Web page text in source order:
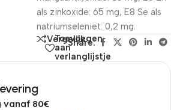
als zinkoxide: 65 mg, E8 Se als
natriumseleniet: 0,2 mg.
Vergelijk
Toevoegen
aan
verlanglijstje
Share:
vanaf 80€